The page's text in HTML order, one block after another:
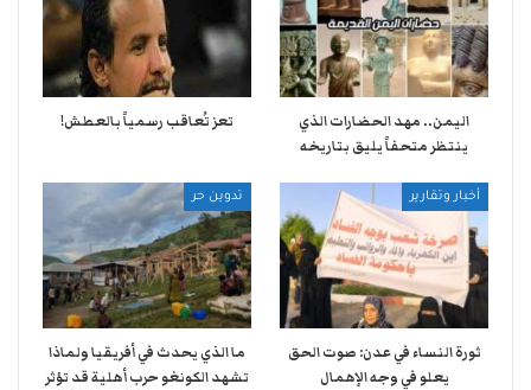
اليمن.. مهد الحضارات الذي
ينتظر متحفاً يليق بتاريخه
تعز تُعاقب رسمياً بالعطش!
أخبار وتقارير
ثورة النساء في عدن: صوت الحق
يعلو في وجه الإهمال
تدوين حر
ما الذي يحدث في أفريقيا ولماذا
تشهد الكونغو حرب أهلية قد تؤثر